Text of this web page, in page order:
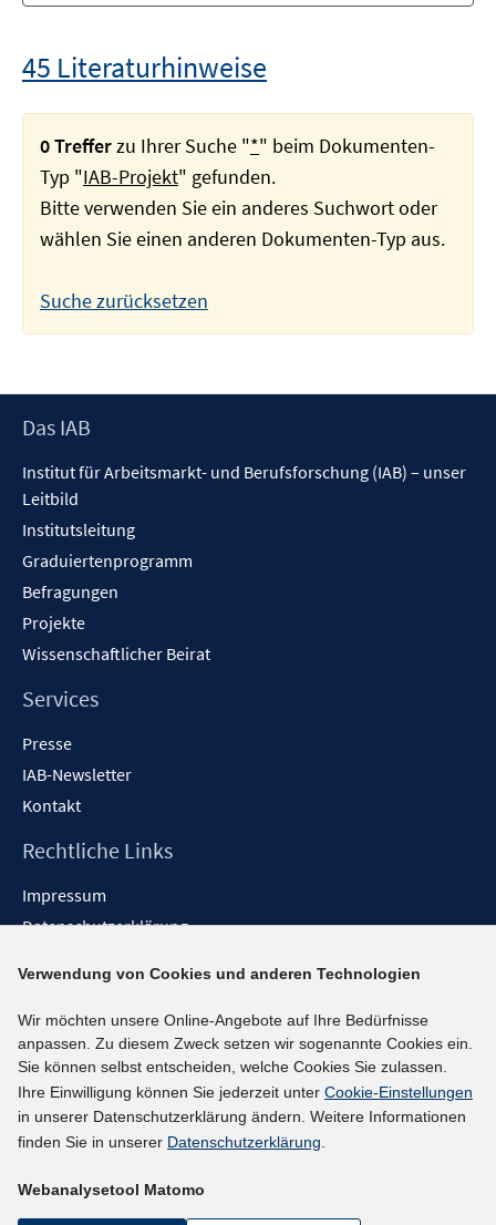
45 Literaturhinweise
0 Trefferzu Ihrer Suche "*" beim Dokumenten-
Typ "IAB-Projekt" gefunden.
Bitte verwenden Sie ein anderes Suchwort oder
wählen Sie einen anderen Dokumenten-Typ aus.
Suche zurücksetzen
Footer
Das IAB
Institut für Arbeitsmarkt- und Berufsforschung (IAB) – unser
Leitbild
Institutsleitung
Graduiertenprogramm
Befragungen
Projekte
Wissenschaftlicher Beirat
Services
Presse
IAB-Newsletter
Kontakt
Rechtliche Links
Impressum
Datenschutzerklärung
Barrieren melden
Social-Media-Kanäle
BlueSky
YouTube
LinkedIn
kununu
Verwendung von Cookies und anderen Technologien
Wir möchten unsere Online-Angebote auf Ihre Bedürfnisse
anpassen. Zu diesem Zweck setzen wir sogenannte Cookies ein.
Sie können selbst entscheiden, welche Cookies Sie zulassen.
Ihre Einwilligung können Sie jederzeit unter Cookie-Einstellungen
in unserer Datenschutzerklärung ändern. Weitere Informationen
finden Sie in unserer Datenschutzerklärung.
Webanalysetool Matomo